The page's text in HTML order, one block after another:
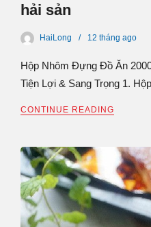
hải sản
HaiLong 12 tháng ago
Hộp Nhôm Đựng Đồ Ăn
Tiện Lợi & Sang Trọng 1.
CONTINUE READING